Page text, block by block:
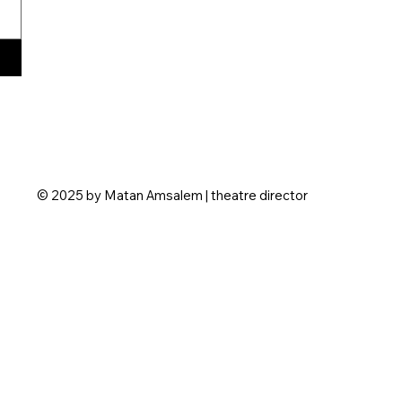
© 2025 by Matan Amsalem | theatre director